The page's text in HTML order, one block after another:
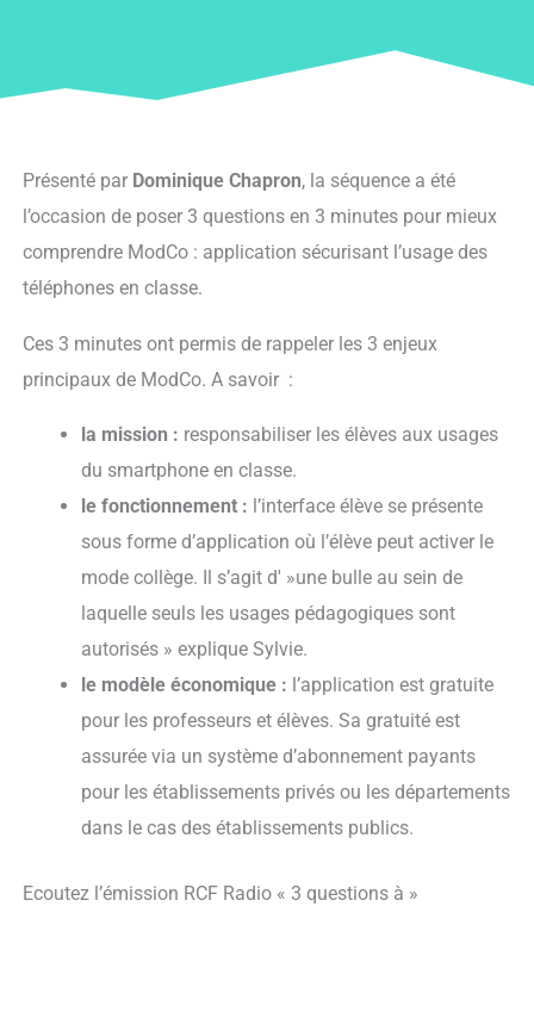
Présenté par Dominique Chapron, la séquence a été
l’occasion de poser 3 questions en 3 minutes pour mieux
comprendre ModCo : application sécurisant l’usage des
téléphones en classe.
Ces 3 minutes ont permis de rappeler les 3 enjeux
principaux de ModCo. A savoir :
la mission : responsabiliser les élèves aux usages
du smartphone en classe.
le fonctionnement : l’interface élève se présente
sous forme d’application où l’élève peut activer le
mode collège. Il s’agit d' »une bulle au sein de
laquelle seuls les usages pédagogiques sont
autorisés » explique Sylvie.
le modèle économique : l’application est gratuite
pour les professeurs et élèves. Sa gratuité est
assurée via un système d’abonnement payants
pour les établissements privés ou les départements
dans le cas des établissements publics.
Ecoutez l’émission RCF Radio « 3 questions à »